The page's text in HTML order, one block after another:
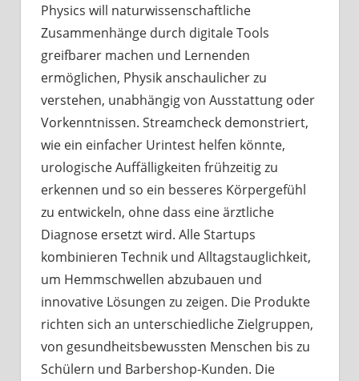
Physics will naturwissenschaftliche
Zusammenhänge durch digitale Tools
greifbarer machen und Lernenden
ermöglichen, Physik anschaulicher zu
verstehen, unabhängig von Ausstattung oder
Vorkenntnissen. Streamcheck demonstriert,
wie ein einfacher Urintest helfen könnte,
urologische Auffälligkeiten frühzeitig zu
erkennen und so ein besseres Körpergefühl
zu entwickeln, ohne dass eine ärztliche
Diagnose ersetzt wird. Alle Startups
kombinieren Technik und Alltagstauglichkeit,
um Hemmschwellen abzubauen und
innovative Lösungen zu zeigen. Die Produkte
richten sich an unterschiedliche Zielgruppen,
von gesundheitsbewussten Menschen bis zu
Schülern und Barbershop-Kunden. Die